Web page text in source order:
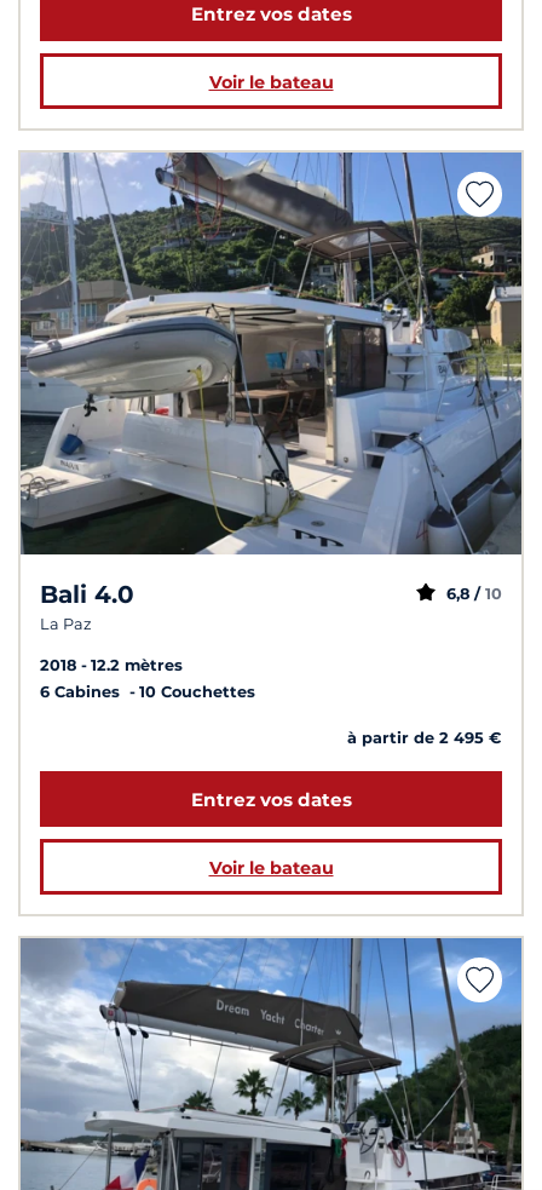
Entrez vos dates
Voir le bateau
Bali 4.0
La Paz
6,8 / 10
2018
12.2 mètres
6 Cabines
10 Couchettes
à partir de 2 495 €
Entrez vos dates
Voir le bateau